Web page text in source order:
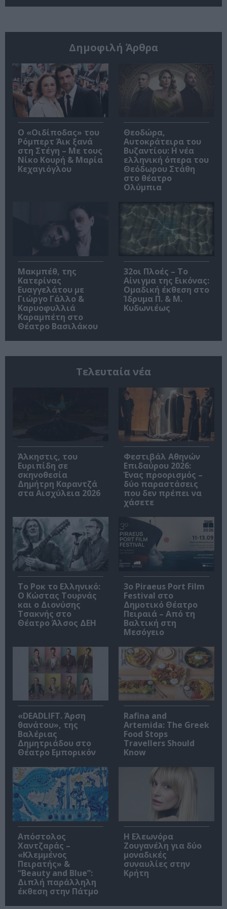
Δημοφιλή Άρθρα
O «Οιδίποδας» του
Ρόμπερτ Άικ ξανά
στη Στέγη – Με τους
Νίκο Κουρή & Μαρία
Κεχαγιόγλου
Θεοδώρα,
Αυτοκράτειρα του
Βυζαντίου: Η νέα
ελληνική όπερα του
Θεόδωρου Στάθη
στο θέατρο
Ολύμπια
Μακμπέθ, της
Κατερίνας
Ευαγγελάτου με
Γιώργο Γάλλο &
Καρυοφυλλιά
Καραμπέτη στο
Θέατρο Βασιλάκου
32οι Πλοές – Το
Αίνιγμα της Εικόνας:
Ομαδική έκθεση στο
Ίδρυμα Π. & Μ.
Κυδωνιέως
Τελευταία νέα
Άλκηστις, του
Ευριπίδη σε
σκηνοθεσία
Δημήτρη Καραντζά
στα Αισχύλεια 2026
Φεστιβάλ Αθηνών
Επιδαύρου 2026:
Ένας προορισμός –
δύο παραστάσεις
που δεν πρέπει να
χάσετε
Το Ροκ το Ελληνικό:
Ο Κώστας Τουρνάς
και ο Διονύσης
Τσακνής στο
Θέατρο Άλσος ΔΕΗ
3o Piraeus Port Film
Festival στο
Δημοτικό Θέατρο
Πειραιά – Από τη
Βαλτική στη
Μεσόγειο
«DEADLIFT. Άρση
θανάτου», της
Βαλέριας
Δημητριάδου στο
Θέατρο Εμπορικόν
Rafina and
Artemida: The Greek
Food Stops
Travellers Should
Know
Απόστολος
Χαντζαράς –
«Κλεμμένος
Πειρατής» &
“Beauty and Blue”:
Διπλή παράλληλη
έκθεση στην Πάτμο
Η Ελεωνόρα
Ζουγανέλη για δύο
μοναδικές
συναυλίες στην
Κρήτη